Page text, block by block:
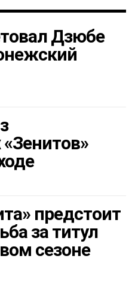
Дзюбе
«Зенитов»
предстоит
за титул
сезоне